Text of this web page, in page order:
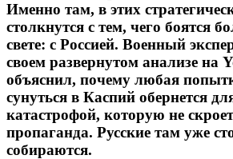
Именно там, в этих
столкнутся с тем, чего боятся
свете: с Россией. Военный
своем развернутом анализе на
объяснил, почему любая
сунуться в Каспий обернется
катастрофой, которую не
пропаганда. Русские там уже
собираются.